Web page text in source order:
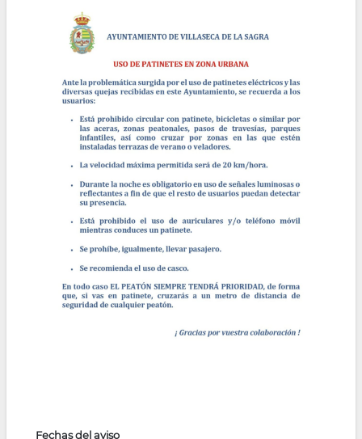
navegación
Fechas del aviso